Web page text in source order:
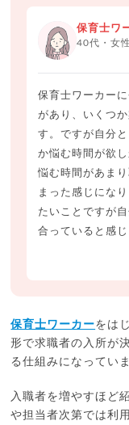
保育士ワ
40代・女性
保育士ワーカー
があり、いくつ
す。ですが自分
か悩む時間が欲
悩む時間があま
まった感じにな
たいことですが
合っていると感じ
保育士ワーカーをは
形で求職者の入所が
る仕組みになっていま
入職者を増やすほど
や担当者次第では利